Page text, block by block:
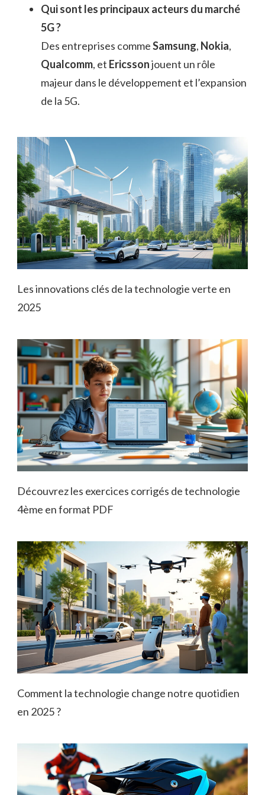
Qui sont les principaux acteurs du marché
5G ?
Des entreprises commeSamsung, Nokia,
Qualcomm, et Ericssonjouent un rôle
majeur dans le développement et l’expansion
de la 5G.
Les innovations clés de la technologie verte en
2025
Découvrez les exercices corrigés de technologie
4ème en format PDF
Comment la technologie change notre quotidien
en 2025 ?